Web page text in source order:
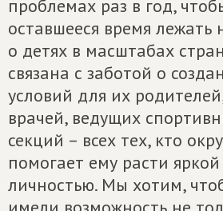
проблемах раз в год,
оставшееся время лежать
о детях в масштабах
связана с заботой о
условий для их
врачей, ведущих
секций – всех тех, кто
помогает ему расти
личностью. Мы хотим,